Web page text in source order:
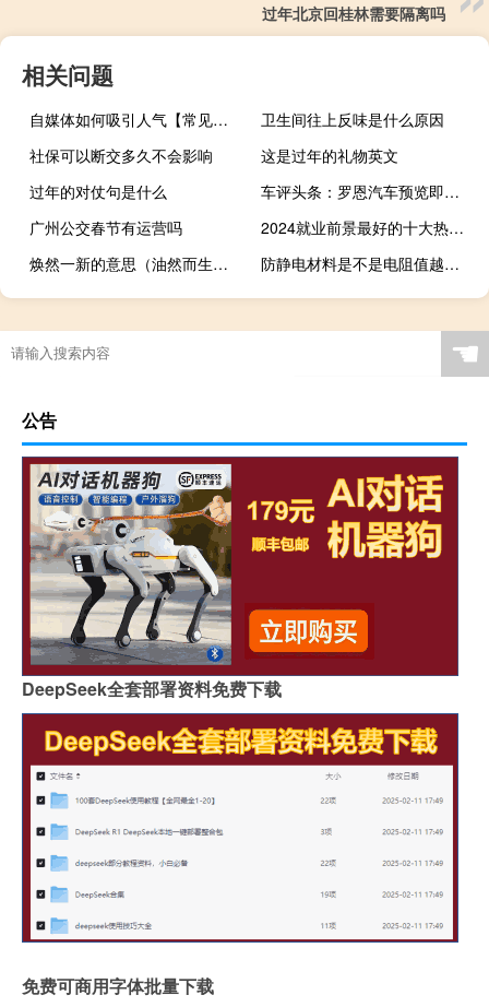
过年北京回桂林需要隔离吗
相关问题
自媒体如何吸引人气【常见的策略和方法提高吸引力】
卫生间往上反味是什么原因
社保可以断交多久不会影响
这是过年的礼物英文
过年的对仗句是什么
车评头条：罗恩汽车预览即将推出的敞篷轻量化RXX跑车
广州公交春节有运营吗
2024就业前景最好的十大热门专业
焕然一新的意思（油然而生的意思）
防静电材料是不是电阻值越小越好（防静电材料）
深圳特产有哪些礼品糕点（深圳特产有哪些容易带）
☚
公告
DeepSeek全套部署资料免费下载
免费可商用字体批量下载